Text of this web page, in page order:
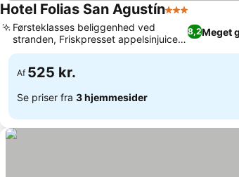
Hotel Folias San Agustín3 Stjerner
8,2Meget
Førsteklasses beliggenhed ved
stranden, Friskpresset appelsinjuice
til morgenmad
Af 525 kr.
Se priser fra 3 hjemmesider